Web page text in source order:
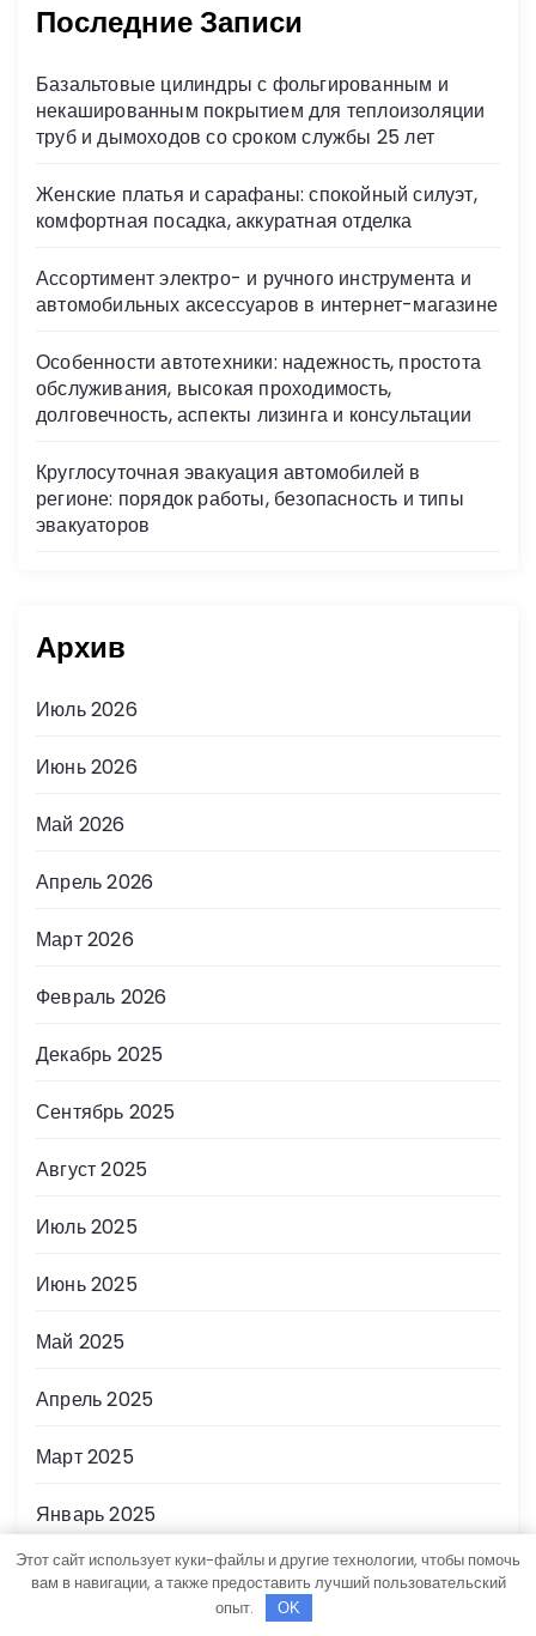
Последние Записи
Базальтовые цилиндры с фольгированным и
некашированным покрытием для теплоизоляции
труб и дымоходов со сроком службы 25 лет
Женские платья и сарафаны: спокойный силуэт,
комфортная посадка, аккуратная отделка
Ассортимент электро- и ручного инструмента и
автомобильных аксессуаров в интернет-магазине
Особенности автотехники: надежность, простота
обслуживания, высокая проходимость,
долговечность, аспекты лизинга и консультации
Круглосуточная эвакуация автомобилей в
регионе: порядок работы, безопасность и типы
эвакуаторов
Архив
Июль 2026
Июнь 2026
Май 2026
Апрель 2026
Март 2026
Февраль 2026
Декабрь 2025
Сентябрь 2025
Август 2025
Июль 2025
Июнь 2025
Май 2025
Апрель 2025
Март 2025
Январь 2025
Декабрь 2024
Этот сайт использует куки-файлы и другие технологии, чтобы помочь
вам в навигации, а также предоставить лучший пользовательский
опыт.
OK